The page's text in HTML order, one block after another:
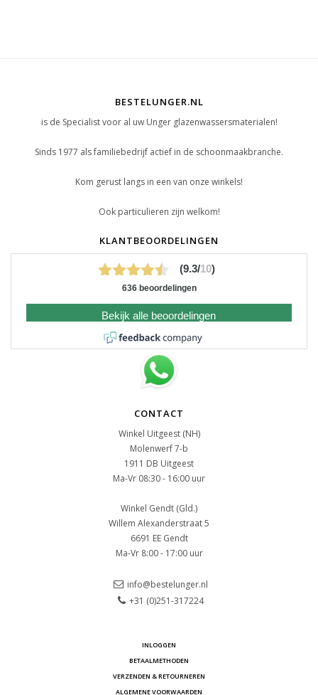
BESTELUNGER.NL
is de Specialist voor al uw Unger glazenwassersmaterialen!
Sinds 1977 als familiebedrijf actief in de schoonmaakbranche.
Kom gerust langs in een van onze winkels!
Ook particulieren zijn welkom!
KLANTBEOORDELINGEN
(9.3/10)
636 beoordelingen
Bekijk alle beoordelingen
CONTACT
Winkel Uitgeest (NH)
Molenwerf 7-b
1911 DB Uitgeest
Ma-Vr 08:30 - 16:00 uur
Winkel Gendt (Gld.)
Willem Alexanderstraat 5
6691 EE Gendt
Ma-Vr 8:00 - 17:00 uur
info@bestelunger.nl
+31 (0)251-317224
INLOGGEN
BETAALMETHODEN
VERZENDEN & RETOURNEREN
ALGEMENE VOORWAARDEN